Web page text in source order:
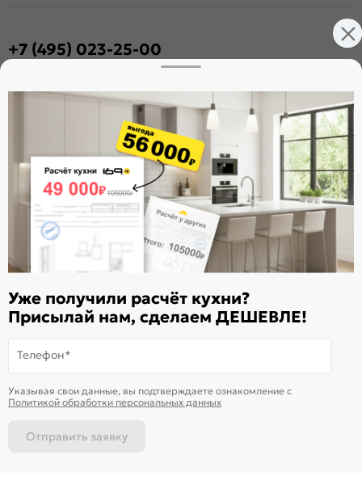
+7 (495) 023-25-00
Стать дилером
Поделиться
Оцените магазин
ИКС 1180
© 2015—2026 Интернет-магазин мебели Mebel169.ru
Пользовательское соглашение
Карта сайта
технологии
Уже получили расчёт кухни?
Присылай нам, сделаем ДЕШЕВЛЕ!
Телефон*
Указывая свои данные, вы подтверждаете ознакомление c
Политикой обработки персональных данных
Отправить заявку